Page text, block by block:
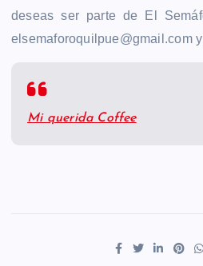
deseas ser parte de El
elsemaforoquilpue@gmail.com
Mi querida Coffee